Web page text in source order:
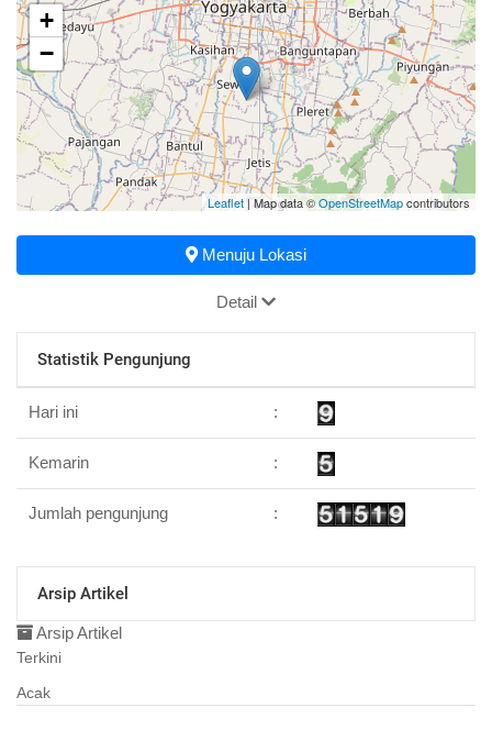
+
−
Leaflet| Map data ©OpenStreetMapcontributors
Menuju Lokasi
Detail
Statistik Pengunjung
Hari ini :
Kemarin :
Jumlah pengunjung :
Arsip Artikel
Arsip Artikel
Terkini
Acak